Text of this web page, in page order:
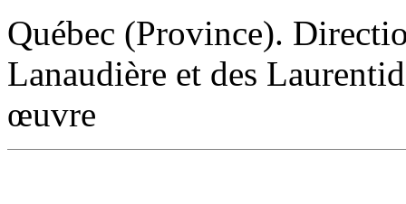
Québec (Province).
Lanaudière et des
œuvre